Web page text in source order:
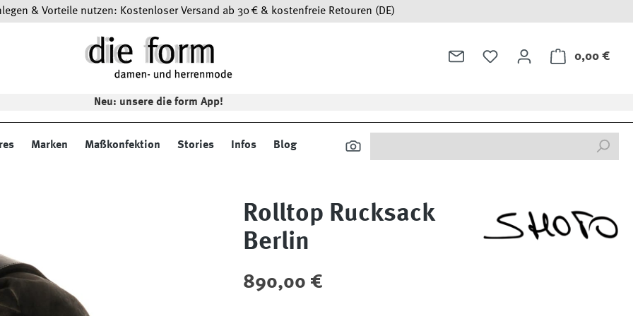
& Vorteile nutzen: Kostenloser Versand ab 30 € & kostenfreie Retouren (DE)
0,00 €
Neu: unsere die form App!
Marken Maßkonfektion Stories Infos Blog
Rolltop Rucksack
Berlin
Regulärer Preis:
890,00 €